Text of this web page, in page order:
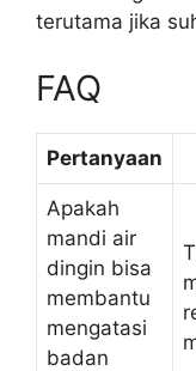
terutama jika
FAQ
Pertanyaan
Apakah
mandi air
dingin bisa
membantu
mengatasi
badan